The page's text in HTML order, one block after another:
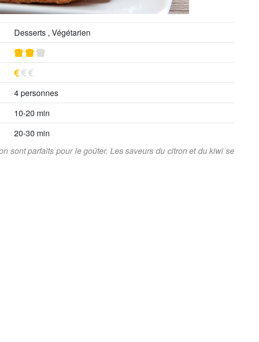
Desserts , Végétarien
4 personnes
10-20 min
20-30 min
sont parfaits pour le goûter. Les saveurs du citron et du kiwi se